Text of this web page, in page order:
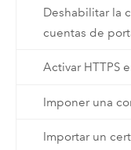
Deshabilitar la
cuentas de
Activar HTTPS
Imponer una
Importar un